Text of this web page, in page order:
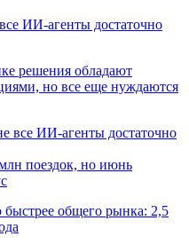
ИИ-агенты достаточно
решения обладают
но все еще нуждаются
поездок, но июнь
быстрее общего рынка: 2,5